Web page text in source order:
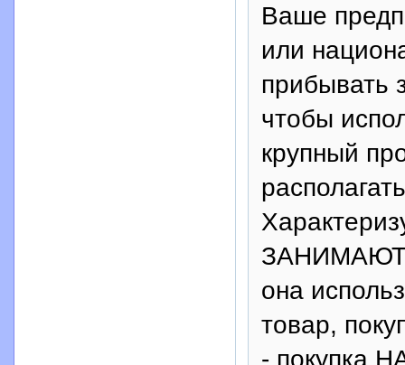
Ваше
или
прибывать
чтобы
крупный
она
товар,
- покупка